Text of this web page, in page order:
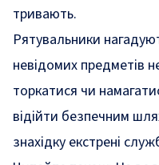
тривають.
Рятувальники
невідомих предметів
торкатися чи
відійти безпечним
знахідку екстрені